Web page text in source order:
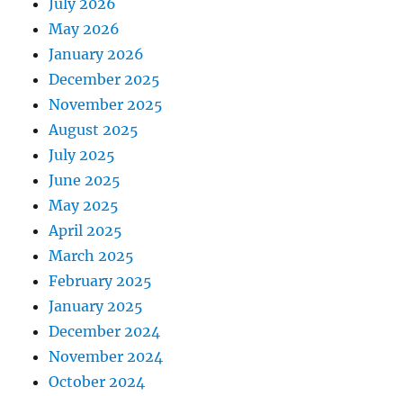
May 2026
January 2026
December 2025
November 2025
August 2025
July 2025
June 2025
May 2025
April 2025
March 2025
February 2025
January 2025
December 2024
November 2024
October 2024